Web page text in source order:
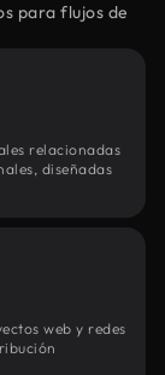
para flujos de
relacionadas
diseñadas
web y redes